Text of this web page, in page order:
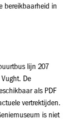
bereikbaarheid in
lijn 207
De
als PDF
vertrektijden.
is niet